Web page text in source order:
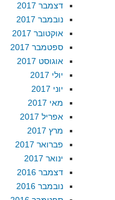
דצמבר 2017
נובמבר 2017
אוקטובר 2017
ספטמבר 2017
אוגוסט 2017
יולי 2017
יוני 2017
מאי 2017
אפריל 2017
מרץ 2017
פברואר 2017
ינואר 2017
דצמבר 2016
נובמבר 2016